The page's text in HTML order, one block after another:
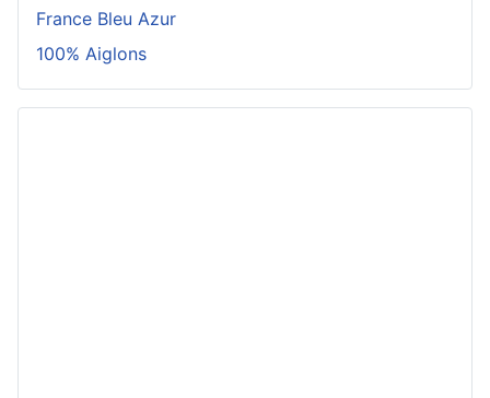
France Bleu Azur
100% Aiglons